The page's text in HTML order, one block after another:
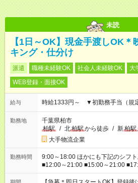
未読
【1日～OK】現金手渡しOK＊
キング・仕分け
派遣 職種未経験OK 社会人未経験OK 大
WEB登録・面接OK
給与 時給1333円～ ▼初勤務手当（規定
勤務地
千葉県柏市
柏駅
/ 北柏駅から徒歩 / 新柏駅
大手物流企業
勤務時間
9:00～18:00 ほかにも下記のシフトあり！ ■10:00～18:00
■12:00～21:00 ■15:00～21:00
6:00 など ※お仕事、勤務地